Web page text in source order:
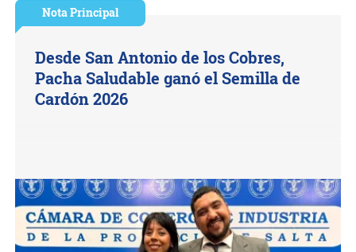
Nota Principal
Desde San Antonio de los Cobres,
Pacha Saludable ganó el Semilla de
Cardón 2026